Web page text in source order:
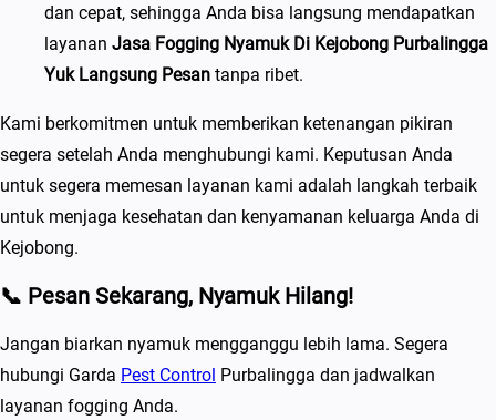
dan cepat, sehingga Anda bisa langsung mendapatkan
layanan Jasa Fogging Nyamuk Di Kejobong Purbalingga
Yuk Langsung Pesan tanpa ribet.
Kami berkomitmen untuk memberikan ketenangan pikiran
segera setelah Anda menghubungi kami. Keputusan Anda
untuk segera memesan layanan kami adalah langkah terbaik
untuk menjaga kesehatan dan kenyamanan keluarga Anda di
Kejobong.
📞 Pesan Sekarang, Nyamuk Hilang!
Jangan biarkan nyamuk mengganggu lebih lama. Segera
hubungi Garda Pest Control Purbalingga dan jadwalkan
layanan fogging Anda.